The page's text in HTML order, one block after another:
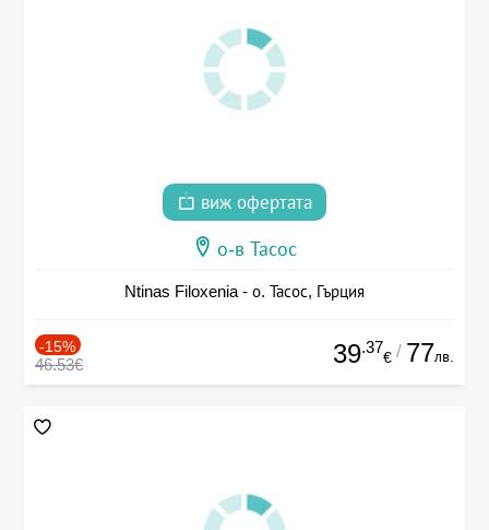
виж офертата
о-в Тасос
Ntinas Filoxenia - о. Тасос, Гърция
-15%
46.53€ 39.37
€ / 77лв.